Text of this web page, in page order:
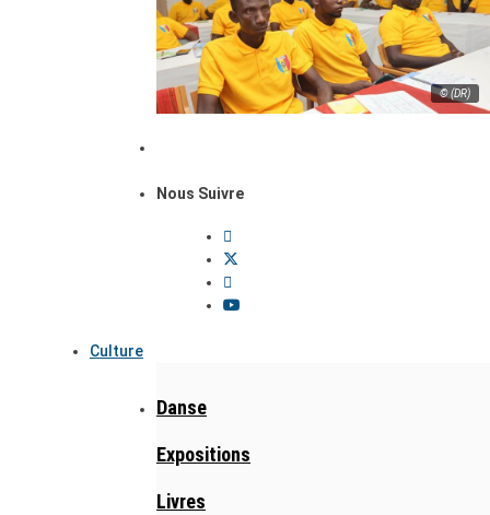
© (DR)
Nous Suivre
Culture
Danse
Expositions
Livres